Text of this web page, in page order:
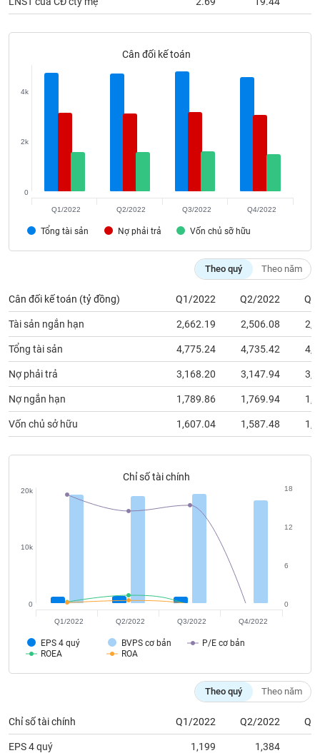
Cân đối kế toán
Tổng tài sản Nợ phải trả Vốn chủ sỡ hữu
0
2k
4k
Q1/2022 Q2/2022 Q3/2022 Q4/2022
Theo quý Theo năm
Cân đối kế toán (tỷ đồng) Q1/2022 Q2/2022
Tài sản ngắn hạn 2,662.19 2,506.08
Tổng tài sản 4,775.24 4,735.42
Nợ phải trả 3,168.20 3,147.94
Nợ ngắn hạn 1,789.86 1,769.94
Vốn chủ sở hữu 1,607.04 1,587.48
Chỉ số tài chính
EPS 4 quý BVPS cơ bản
P/E cơ bản
ROEA
ROA
0
10k
20k
0
6
12
18
Q1/2022 Q2/2022 Q3/2022 Q4/2022
Theo quý Theo năm
Chỉ số tài chính Q1/2022 Q2/2022
EPS 4 quý 1,199 1,384
tức
Bài
của
phân
tích
Dịch
vụ
(-)
Đào
tạo
tài
tài
chính